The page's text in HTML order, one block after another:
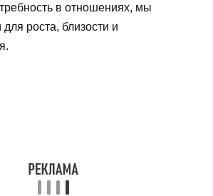
в отношениях, мы
роста, близости и